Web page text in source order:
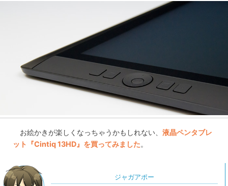
お絵かきが楽しくなっちゃうかもしれない、液晶ペンタブレ
ット『Cintiq 13HD』を買ってみました。
ジャガアポー